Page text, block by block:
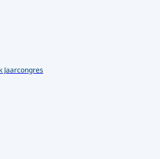
Jaarcongres